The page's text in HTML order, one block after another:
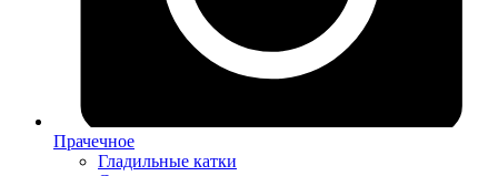
Прачечное
Гладильные катки